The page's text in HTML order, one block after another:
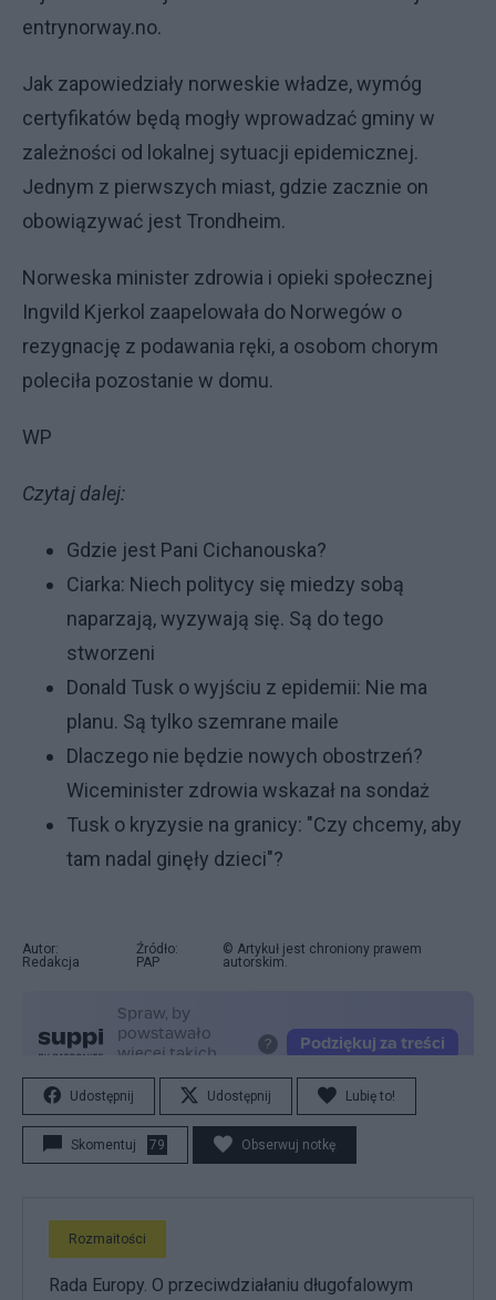
entrynorway.no.
Jak zapowiedziały norweskie władze, wymóg
certyfikatów będą mogły wprowadzać gminy w
zależności od lokalnej sytuacji epidemicznej.
Jednym z pierwszych miast, gdzie zacznie on
obowiązywać jest Trondheim.
Norweska minister zdrowia i opieki społecznej
Ingvild Kjerkol zaapelowała do Norwegów o
rezygnację z podawania ręki, a osobom chorym
poleciła pozostanie w domu.
WP
Czytaj dalej:
Gdzie jest Pani Cichanouska?
Ciarka: Niech politycy się miedzy sobą
naparzają, wyzywają się. Są do tego
stworzeni
Donald Tusk o wyjściu z epidemii: Nie ma
planu. Są tylko szemrane maile
Dlaczego nie będzie nowych obostrzeń?
Wiceminister zdrowia wskazał na sondaż
Tusk o kryzysie na granicy: "Czy chcemy, aby
tam nadal ginęły dzieci"?
Autor:
Redakcja
Źródło:
PAP
© Artykuł jest chroniony prawem
autorskim.
Udostępnij Udostępnij Lubię to!
Skomentuj 79 Obserwuj notkę
Rozmaitości
Rada Europy. O przeciwdziałaniu długofalowym